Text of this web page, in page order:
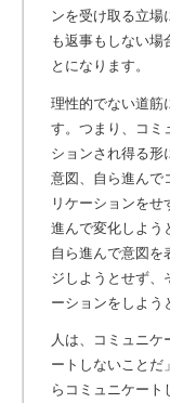
ンを受け取る立場
も返事もしない場
とになります。
理性的でない道筋
す。つまり、コミ
ションされ得る形
意図、自ら進んで
リケーションを
進んで変化しよう
自ら進んで意図を
ジしようとせず、
ーションをしよう
人は、コミュニケ
ートしないことだ
らコミュニケート